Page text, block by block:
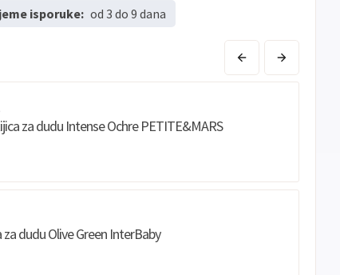
isporuke: od 3 do 9 dana
za dudu Intense Ochre PETITE&MARS
dudu Olive Green InterBaby